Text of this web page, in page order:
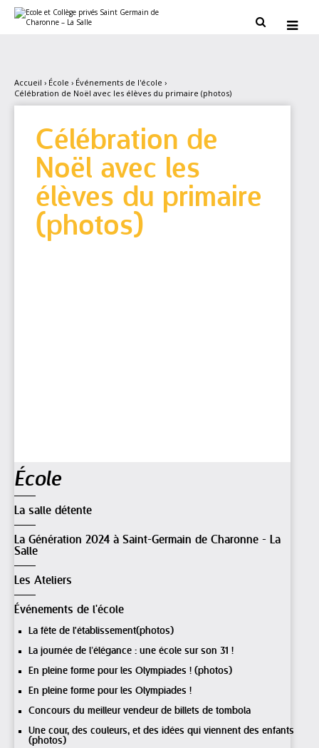
contenu.
personnels
 
Accueil › École › Événements de l'école ›
Célébration de Noël avec les élèves du primaire (photos)
Célébration de
Noël avec les
élèves du primaire
(photos)
Navigation
École
La salle détente
La Génération 2024 à Saint-Germain de Charonne - La
Salle
Les Ateliers
Événements de l'école
La fête de l'établissement(photos)
La journée de l’élégance : une école sur son 31 !
En pleine forme pour les Olympiades ! (photos)
En pleine forme pour les Olympiades !
Concours du meilleur vendeur de billets de tombola
Une cour, des couleurs, et des idées qui viennent des enfants
(photos)